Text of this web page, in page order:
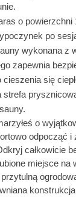
o powierzchni
po
wykonana z
zapewnia
się
strefa
o
odpocząć
całkowicie
miejsce na